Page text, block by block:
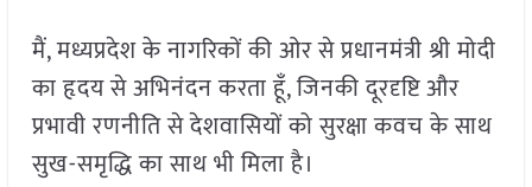
मैं, मध्यप्रदेश के नागरिकों की ओर से प्रधानमंत्री श्री मोदी
का हृदय से अभिनंदन करता हूँ, जिनकी दूरदृष्टि और
प्रभावी रणनीति से देशवासियों को सुरक्षा कवच के साथ
सुख-समृद्धि का साथ भी मिला है।